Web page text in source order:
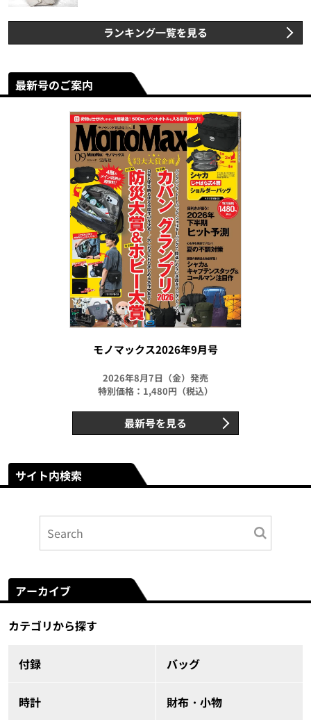
ランキング一覧を見る
最新号のご案内
モノマックス2026年9月号
2026年8月7日（金）発売
特別価格：1,480円（税込）
最新号を見る
サイト内検索
アーカイブ
カテゴリから探す
付録 バッグ
時計 財布・小物